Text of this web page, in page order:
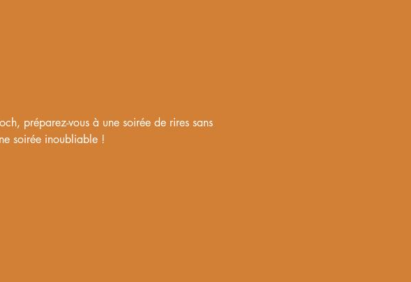
préparez-vous à une soirée de rires sans
soirée inoubliable !